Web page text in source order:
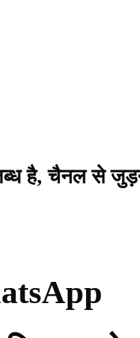
है, चैनल से